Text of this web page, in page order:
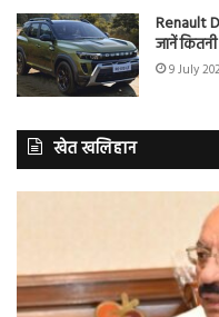
Renault
जानें
9 July
खेत खलिहान